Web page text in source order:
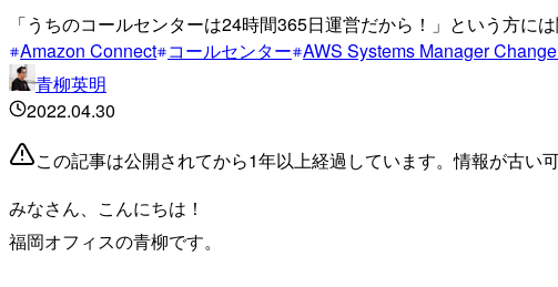
「うちのコールセンターは24時間365日運営だから！」という方に
Amazon Connect コールセンター AWS Systems Manager
青柳英明
2022.04.30
この記事は公開されてから1年以上経過しています。情報が古い
みなさん、こんにちは！
福岡オフィスの青柳です。